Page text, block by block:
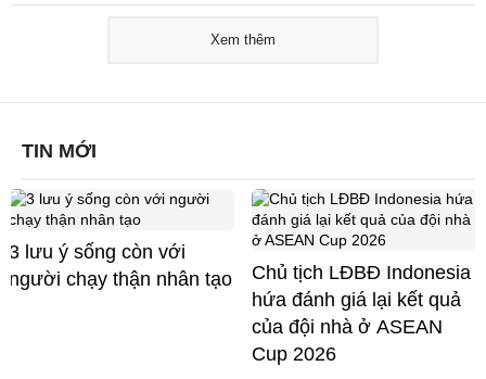
Xem thêm
TIN MỚI
3 lưu ý sống còn với
người chạy thận nhân tạo
Chủ tịch LĐBĐ Indonesia
hứa đánh giá lại kết quả
của đội nhà ở ASEAN
Cup 2026